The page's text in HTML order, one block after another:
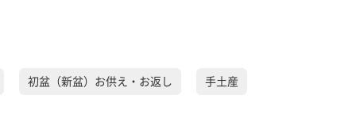
初盆（新盆）お供え・お返し 手土産